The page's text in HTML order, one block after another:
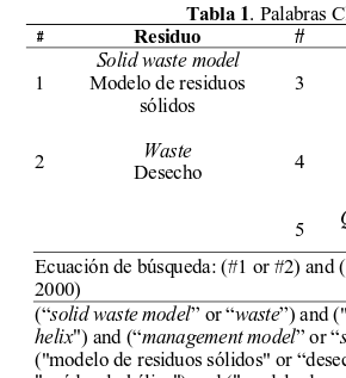
Tabla 1. Palabras
# Residuo #
1
Solid waste model
Modelo de residuos
sólidos
3
2 Waste
Desecho
4
5
Ecuación de búsqueda: (#1 or #2) and
2000)
(“solid waste model” or “waste”) and
helix") and (“management model” or “
("modelo de residuos sólidos" or